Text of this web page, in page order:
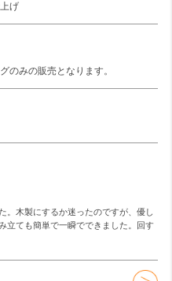
げ
のみの販売となります。
。木製にするか迷ったのですが、優し
立ても簡単で一瞬でできました。回す